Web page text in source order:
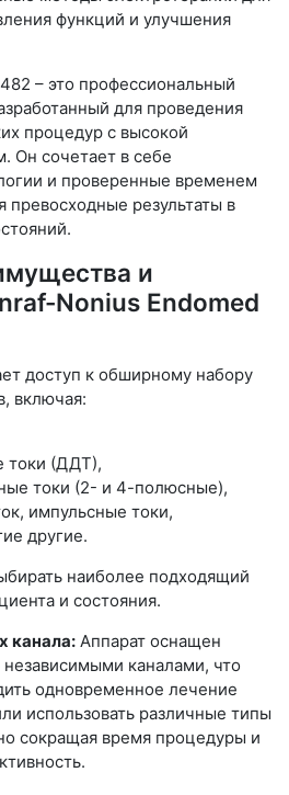
функций и улучшения
– это профессиональный
для проведения
процедур с высокой
Он сочетает в себе
и проверенные временем
превосходные результаты в
и
Nonius Endomed
доступ к обширному набору
включая:
токи (ДДТ),
токи (2- и 4-полюсные),
импульсные токи,
другие.
наиболее подходящий
и состояния.
канала: Аппарат оснащен
каналами, что
одновременное лечение
использовать различные типы
сокращая время процедуры и